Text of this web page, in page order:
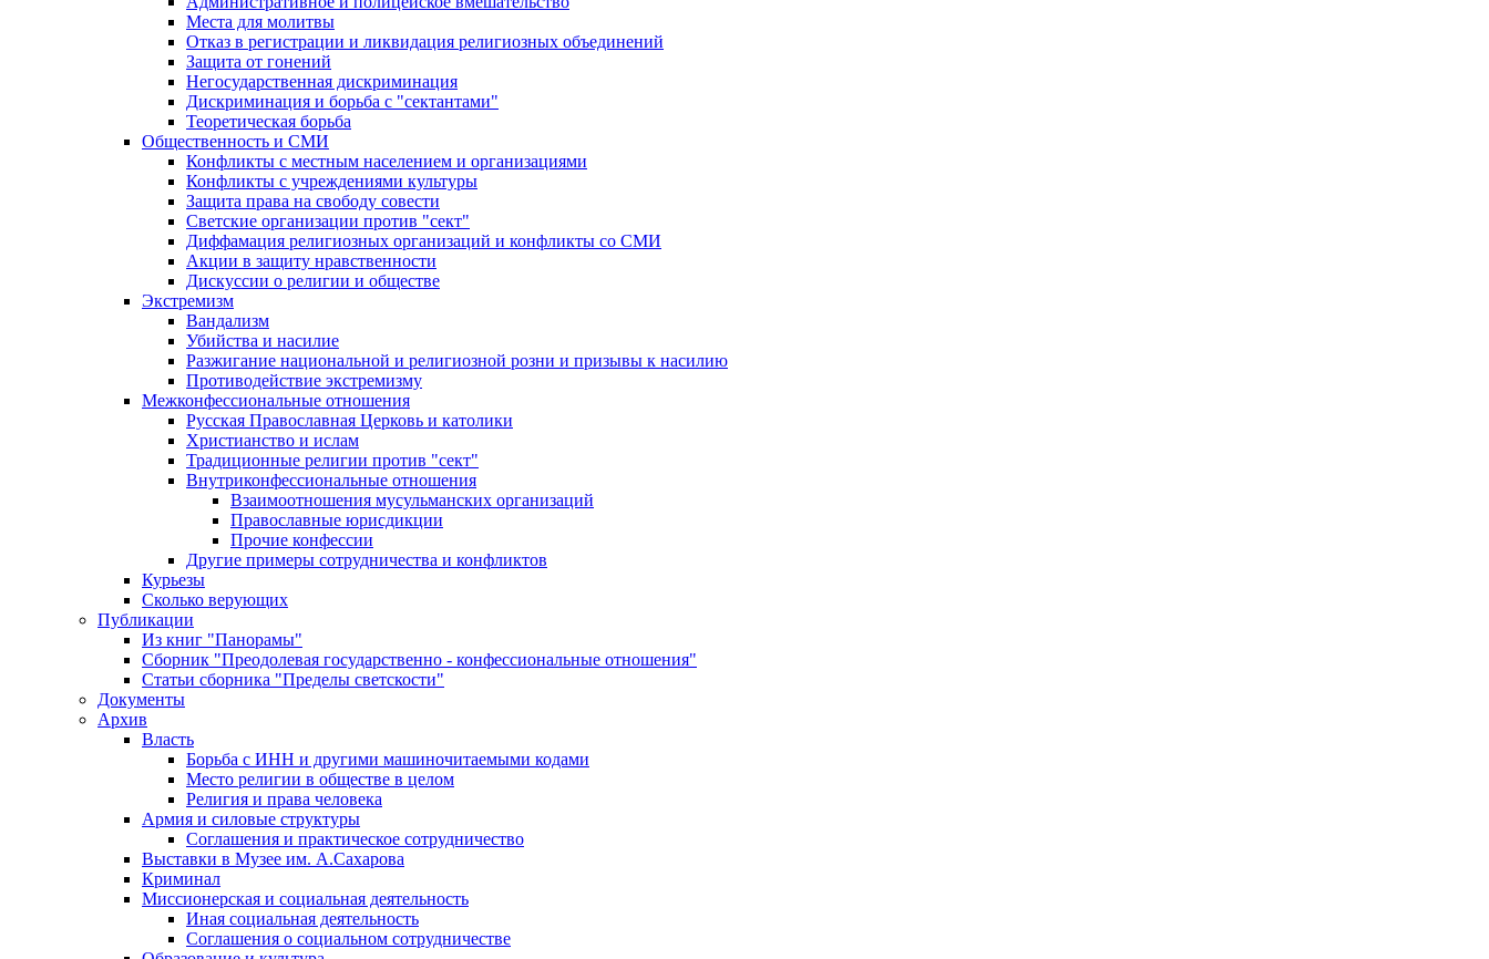
Места для молитвы
Отказ в регистрации и ликвидация религиозных объединений
Защита от гонений
Негосударственная дискриминация
Дискриминация и борьба с "сектантами"
Теоретическая борьба
Общественность и СМИ
Конфликты с местным населением и организациями
Конфликты с учреждениями культуры
Защита права на свободу совести
Светские организации против "сект"
Диффамация религиозных организаций и конфликты со СМИ
Акции в защиту нравственности
Дискуссии о религии и обществе
Экстремизм
Вандализм
Убийства и насилие
Разжигание национальной и религиозной розни и призывы к насилию
Противодействие экстремизму
Межконфессиональные отношения
Русская Православная Церковь и католики
Христианство и ислам
Традиционные религии против "сект"
Внутриконфессиональные отношения
Взаимоотношения мусульманских организаций
Православные юрисдикции
Прочие конфессии
Другие примеры сотрудничества и конфликтов
Курьезы
Сколько верующих
Публикации
Из книг "Панорамы"
Сборник "Преодолевая государственно - конфессиональные отношения"
Статьи сборника "Пределы светскости"
Документы
Архив
Власть
Борьба с ИНН и другими машиночитаемыми кодами
Место религии в обществе в целом
Религия и права человека
Армия и силовые структуры
Соглашения и практическое сотрудничество
Выставки в Музее им. А.Сахарова
Криминал
Миссионерская и социальная деятельность
Иная социальная деятельность
Соглашения о социальном сотрудничестве